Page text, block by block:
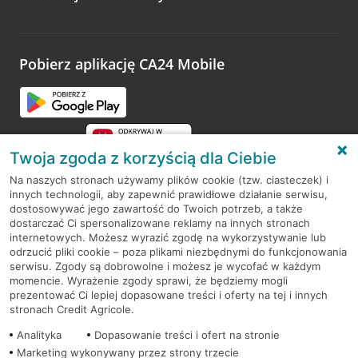
opinie.
Pobierz aplikację CA24 Mobile
RODO
Regulamin serwisu
Mapa serwisu
PolitykaCookies
Twoja zgoda z korzyścią dla Ciebie
Na naszych stronach używamy plików cookie (tzw. ciasteczek) i
innych technologii, aby zapewnić prawidłowe działanie serwisu,
dostosowywać jego zawartość do Twoich potrzeb, a także
dostarczać Ci spersonalizowane reklamy na innych stronach
internetowych. Możesz wyrazić zgodę na wykorzystywanie lub
odrzucić pliki cookie – poza plikami niezbędnymi do funkcjonowania
serwisu. Zgody są dobrowolne i możesz je wycofać w każdym
momencie. Wyrażenie zgody sprawi, że będziemy mogli
prezentować Ci lepiej dopasowane treści i oferty na tej i innych
stronach Credit Agricole.
Analityka
Dopasowanie treści i ofert na stronie
Marketing wykonywany przez strony trzecie